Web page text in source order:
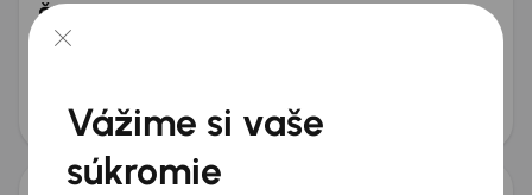
Škoda Superb
2016
od 54 €
Vážime si vaše
súkromie